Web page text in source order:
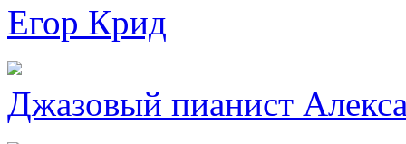
Егор Крид
Джазовый пианист